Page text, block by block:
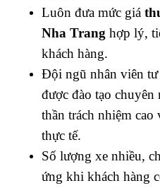
Luôn đưa mức giá
Nha Trang hợp lý,
khách hàng.
Đội ngũ nhân viên
được đào tạo
thần trách nhiệm
thực tế.
Số lượng xe nhiều,
ứng khi khách hàng